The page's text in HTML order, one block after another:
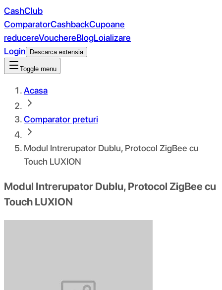
CashClub
ComparatorCashbackCupoane
reducereVouchereBlogLoializare
Login
Descarca extensia
Toggle menu
Acasa
Comparator preturi
Modul Intrerupator Dublu, Protocol ZigBee cu
Touch LUXION
Modul Intrerupator Dublu, Protocol ZigBee cu
Touch LUXION